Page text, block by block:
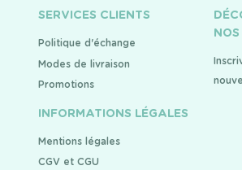
SERVICES CLIENTS
Politique d'échange
Modes de livraison
Promotions
INFORMATIONS LÉGALES
Mentions légales
CGV et CGU